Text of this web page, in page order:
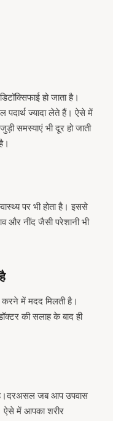
हो जाता है।
ज्यादा लेते हैं। ऐसे में
समस्याएं भी दूर हो जाती
पर भी होता है। इससे
और नींद जैसी परेशानी भी
में मदद मिलती है।
की सलाह के बाद ही
है।दरअसल जब आप उपवास
ऐसे में आपका शरीर